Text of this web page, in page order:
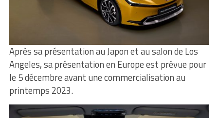
Après sa présentation au Japon et au salon de Los
Angeles, sa présentation en Europe est prévue pour
le 5 décembre avant une commercialisation au
printemps 2023.